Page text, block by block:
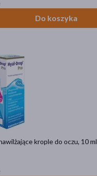
Do koszyka
krople do oczu, 10 ml